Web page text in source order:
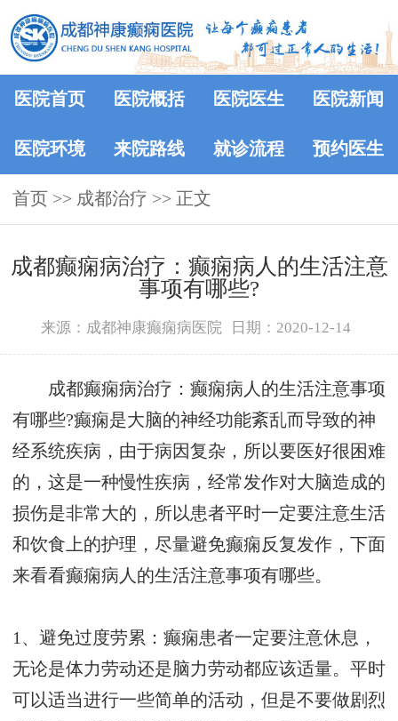
医院首页 医院概括 医院医生 医院新闻
医院环境 来院路线 就诊流程 预约医生
首页 >> 成都治疗 >> 正文
成都癫痫病治疗：癫痫病人的生活注意
事项有哪些?
来源：成都神康癫痫病医院 日期：2020-12-14
成都癫痫病治疗：癫痫病人的生活注意事项
有哪些?癫痫是大脑的神经功能紊乱而导致的神
经系统疾病，由于病因复杂，所以要医好很困难
的，这是一种慢性疾病，经常发作对大脑造成的
损伤是非常大的，所以患者平时一定要注意生活
和饮食上的护理，尽量避免癫痫反复发作，下面
来看看癫痫病人的生活注意事项有哪些。
1、避免过度劳累：癫痫患者一定要注意休息，
无论是体力劳动还是脑力劳动都应该适量。平时
可以适当进行一些简单的活动，但是不要做剧烈